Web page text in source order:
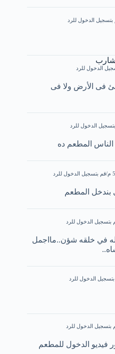
بتسجيل الدخول للرد
الدخول للرد
شئ فى اﻷرض وﻻ فى
الدخول للرد
المطعم ده
قم بتسجيل الدخول للرد
بندخل المطعم
بتسجيل الدخول للرد
له في خلقه شؤن..مااجمل
الدخول للرد
بتسجيل الدخول للرد
الدخول للمطعم